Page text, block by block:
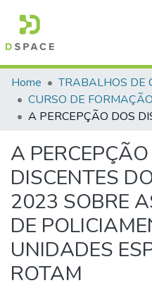
Communities & Collections
All of DSpace
Home
A
DISCENTES
2023 SOBRE
DE
UNIDADES
ROTAM